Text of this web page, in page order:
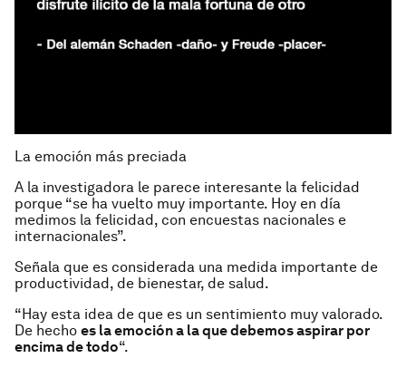
La emoción más preciada
A la investigadora le parece interesante la felicidad
porque “se ha vuelto muy importante. Hoy en día
medimos la felicidad, con encuestas nacionales e
internacionales”.
Señala que es considerada una medida importante de
productividad, de bienestar, de salud.
“Hay esta idea de que es un sentimiento muy valorado.
De hecho es la emoción a la que debemos aspirar por
encima de todo“.